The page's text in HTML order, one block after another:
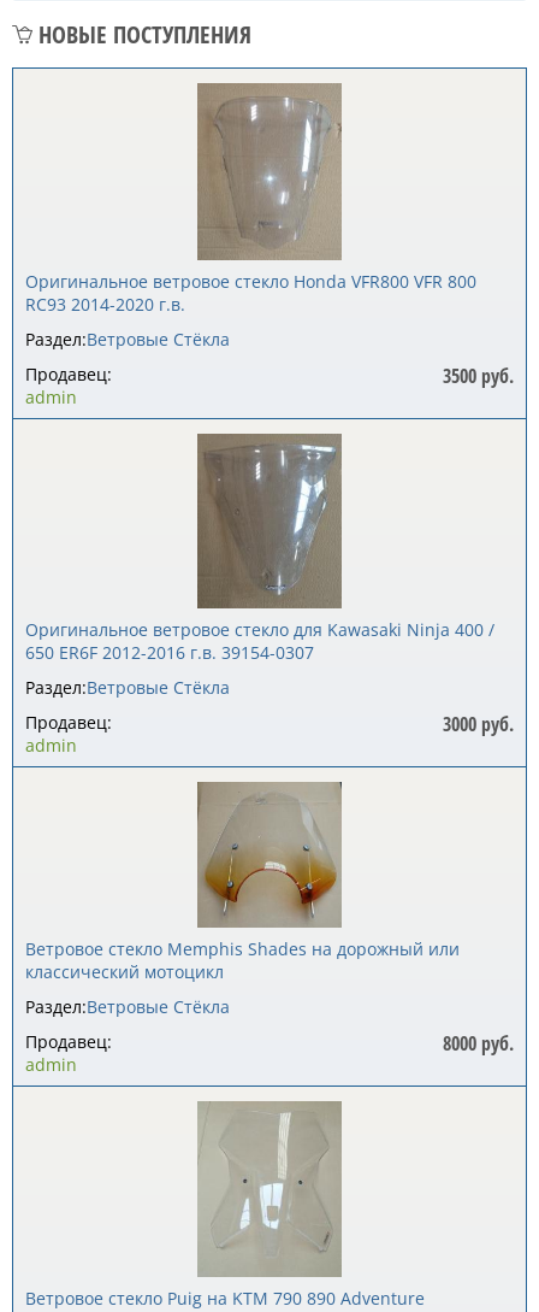
НОВЫЕ ПОСТУПЛЕНИЯ
Оригинальное ветровое стекло Honda VFR800 VFR 800
RC93 2014-2020 г.в.
Раздел:Ветровые Стёкла
3500 руб.
Продавец:
admin
Оригинальное ветровое стекло для Kawasaki Ninja 400 /
650 ER6F 2012-2016 г.в. 39154-0307
Раздел:Ветровые Стёкла
3000 руб.
Продавец:
admin
Ветровое стекло Memphis Shades на дорожный или
классический мотоцикл
Раздел:Ветровые Стёкла
8000 руб.
Продавец:
admin
Ветровое стекло Puig на KTM 790 890 Adventure